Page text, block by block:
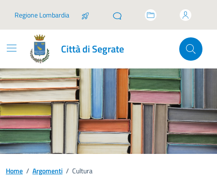
Regione Lombardia
Città di Segrate
Home / Argomenti / Cultura